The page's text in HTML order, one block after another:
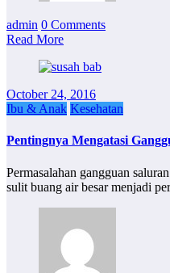
admin 0 Comments
Read More
October 24, 2016
Ibu & Anak Kesehatan
Pentingnya Mengatasi
Permasalahan gangguan
sulit buang air besar menjadi